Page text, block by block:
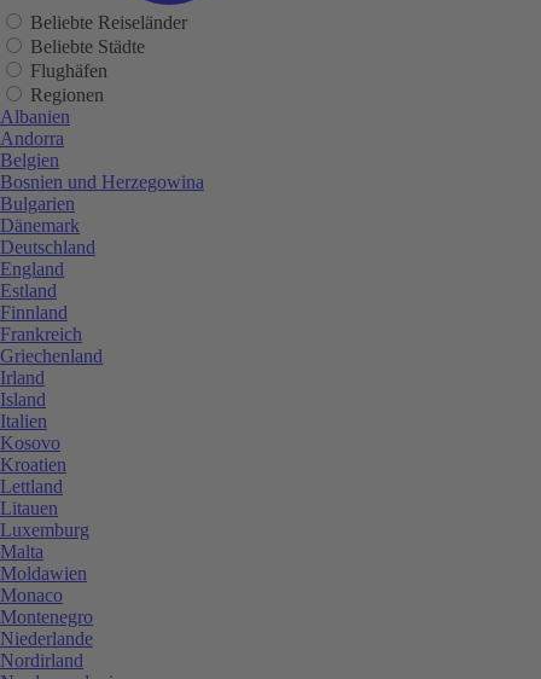
Beliebte Reiseländer
Beliebte Städte
Flughäfen
Regionen
Albanien
Andorra
Belgien
Bosnien und Herzegowina
Bulgarien
Dänemark
Deutschland
England
Estland
Finnland
Frankreich
Griechenland
Irland
Island
Italien
Kosovo
Kroatien
Lettland
Litauen
Luxemburg
Malta
Moldawien
Monaco
Montenegro
Niederlande
Nordirland